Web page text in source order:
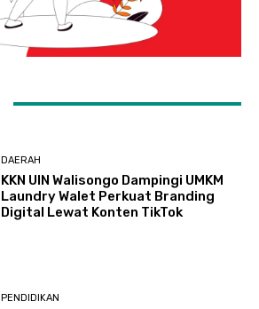
DAERAH
KKN UIN Walisongo Dampingi UMKM
Laundry Walet Perkuat Branding
Digital Lewat Konten TikTok
PENDIDIKAN